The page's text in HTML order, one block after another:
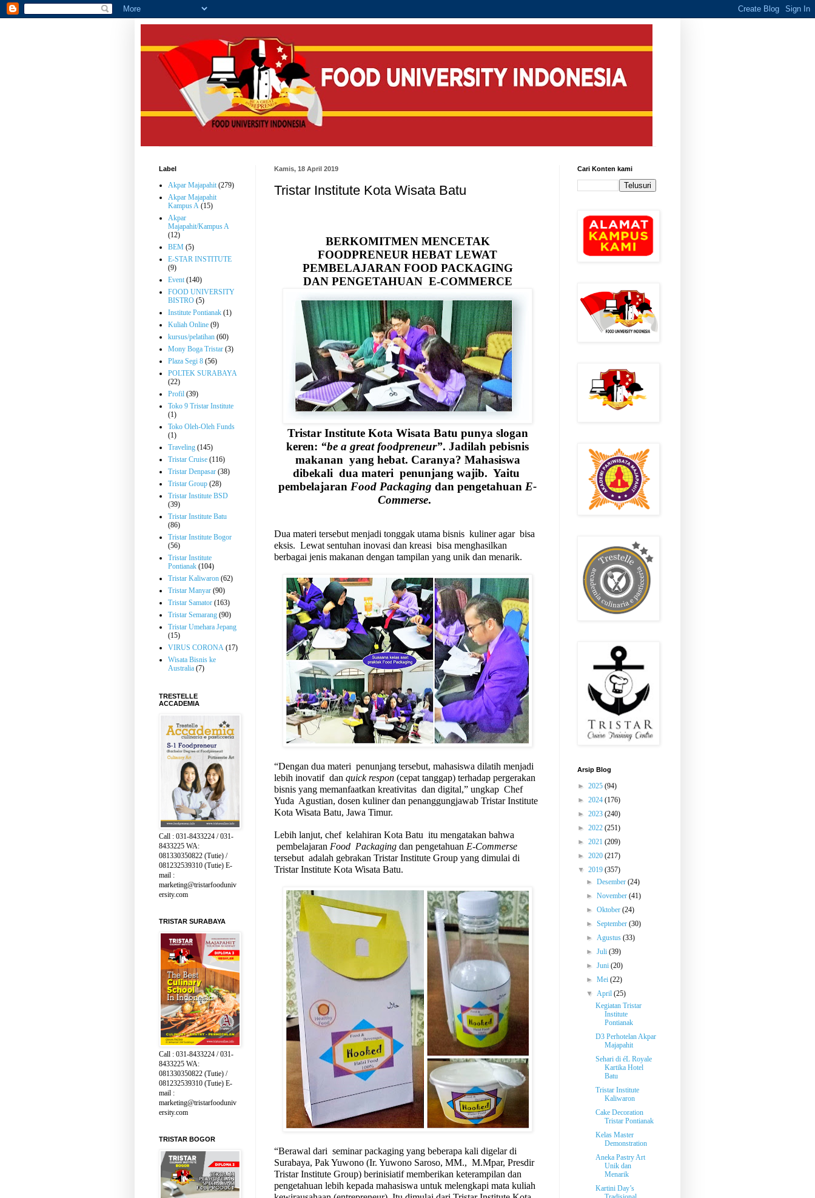
Kamis, 18 April 2019
Tristar Institute Kota Wisata Batu
BERKOMITMEN MENCETAK
FOODPRENEUR HEBAT LEWAT
PEMBELAJARAN FOOD PACKAGING
DAN PENGETAHUAN E-COMMERCE
Tristar Institute Kota Wisata Batu punya slogan
keren: “be a great foodpreneur”. Jadilah pebisnis
makanan yang hebat. Caranya? Mahasiswa
dibekali dua materi penunjang wajib. Yaitu
pembelajaran Food Packaging dan pengetahuan E-
Commerse.
Dua materi tersebut menjadi tonggak utama bisnis kuliner agar bisa
eksis. Lewat sentuhan inovasi dan kreasi bisa menghasilkan
berbagai jenis makanan dengan tampilan yang unik dan menarik.
“Dengan dua materi penunjang tersebut, mahasiswa dilatih menjadi
lebih inovatif dan quick respon (cepat tanggap) terhadap pergerakan
bisnis yang memanfaatkan kreativitas dan digital,” ungkap Chef
Yuda Agustian, dosen kuliner dan penanggungjawab Tristar Institute
Kota Wisata Batu, Jawa Timur.
Lebih lanjut, chef kelahiran Kota Batu itu mengatakan bahwa
pembelajaran Food Packaging dan pengetahuan E-Commerse
tersebut adalah gebrakan Tristar Institute Group yang dimulai di
Tristar Institute Kota Wisata Batu.
“Berawal dari seminar packaging yang beberapa kali digelar di
Surabaya, Pak Yuwono (Ir. Yuwono Saroso, MM., M.Mpar, Presdir
Tristar Institute Group) berinisiatif memberikan keterampilan dan
pengetahuan lebih kepada mahasiswa untuk melengkapi mata kuliah
Label
Akpar Majapahit (279)
Akpar Majapahit
Kampus A (15)
Akpar
Majapahit/Kampus A
(12)
BEM (5)
E-STAR INSTITUTE
(9)
Event (140)
FOOD UNIVERSITY
BISTRO (5)
Institute Pontianak (1)
Kuliah Online (9)
kursus/pelatihan (60)
Mony Boga Tristar (3)
Plaza Segi 8 (56)
POLTEK SURABAYA
(22)
Profil (39)
Toko 9 Tristar Institute
(1)
Toko Oleh-Oleh Funds
(1)
Traveling (145)
Tristar Cruise (116)
Tristar Denpasar (38)
Tristar Group (28)
Tristar Institute BSD
(39)
Tristar Institute Batu
(86)
Tristar Institute Bogor
(56)
Tristar Institute
Pontianak (104)
Tristar Kaliwaron (62)
Tristar Manyar (90)
Tristar Samator (163)
Tristar Semarang (90)
Tristar Umehara Jepang
(15)
VIRUS CORONA (17)
Wisata Bisnis ke
Australia (7)
TRESTELLE
ACCADEMIA
Call : 031-8433224 / 031-
8433225 WA:
081330350822 (Tutie) /
081232539310 (Tutie) E-
mail :
marketing@tristarfooduniv
ersity.com
TRISTAR SURABAYA
Call : 031-8433224 / 031-
8433225 WA:
081330350822 (Tutie) /
081232539310 (Tutie) E-
mail :
marketing@tristarfooduniv
ersity.com
TRISTAR BOGOR
Cari Konten kami
Arsip Blog
► 2025 (94)
► 2024 (176)
► 2023 (240)
► 2022 (251)
► 2021 (209)
► 2020 (217)
▼ 2019 (357)
►Desember(24)
►November(41)
►Oktober(24)
►September(30)
►Agustus(33)
►Juli(39)
►Juni(20)
►Mei(22)
▼April(25)
Kegiatan Tristar
Institute
Pontianak
D3 Perhotelan Akpar
Majapahit
Sehari di éL Royale
Kartika Hotel
Batu
Tristar Institute
Kaliwaron
Cake Decoration
Tristar Pontianak
Kelas Master
Demonstration
Aneka Pastry Art
Unik dan
Menarik
Kartini Day’s